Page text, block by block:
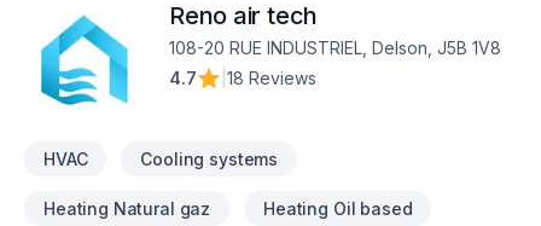
sur vos besoins et vos aspirations.
Reno air tech
108-20 RUE INDUSTRIEL, Delson, J5B 1V8
4.7
18 Reviews
HVAC Cooling systems
Heating Natural gaz Heating Oil based